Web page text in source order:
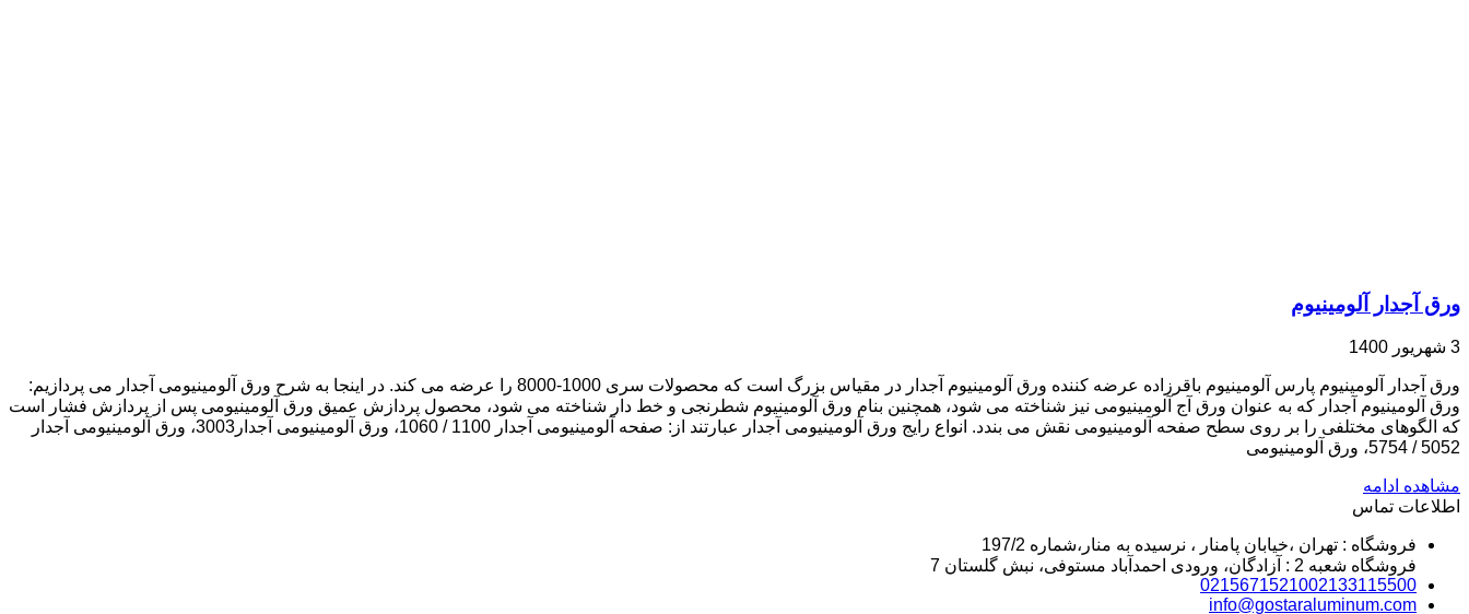
ورق آجدار آلومینیوم
3 شهریور 1400
ورق آجدار آلومینیوم پارس آلومینیوم باقرزاده عرضه کننده ورق آلومینیوم آجدار در مقیاس بزرگ است که محصولات سری 1000-8000 را عرضه می کند. در اینجا به شرح ورق آلومینیومی آجدار می پردازیم:
ورق آلومینیوم آجدار که به عنوان ورق آج آلومینیومی نیز شناخته می شود، همچنین بنام ورق آلومینیوم شطرنجی و خط دار شناخته می شود، محصول پردازش عمیق ورق آلومینیومی پس از پردازش فشار است
که الگوهای مختلفی را بر روی سطح صفحه آلومینیومی نقش می بندد. انواع رایج ورق آلومینیومی آجدار عبارتند از: صفحه آلومینیومی آجدار 1100 / 1060، ورق آلومینیومی آجدار3003، ورق آلومینیومی آجدار
5052 / 5754، ورق آلومینیومی
مشاهده ادامه
اطلاعات تماس
فروشگاه : تهران ،خیابان پامنار ، نرسیده به منار،شماره 197/2
فروشگاه شعبه 2 : آزادگان، ورودی احمدآباد مستوفی، نبش گلستان 7
0215671521002133115500
info@gostaraluminum.com